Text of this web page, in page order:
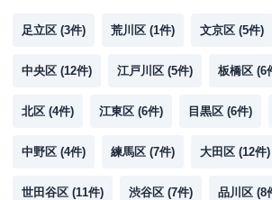
足立区 (3件) 荒川区 (1件) 文京区 (5件)
中央区 (12件) 江戸川区 (5件) 板橋区 (6
北区 (4件) 江東区 (6件) 目黒区 (6件)
中野区 (4件) 練馬区 (7件) 大田区 (12件)
世田谷区 (11件) 渋谷区 (7件) 品川区 (8